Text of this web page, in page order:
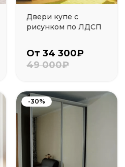
Двери купе с
рисунком по ЛДСП
От 34 300₽
49 000₽
-30%